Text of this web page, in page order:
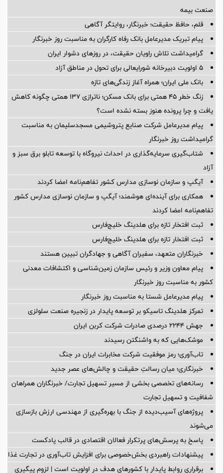
صنعت بیمه
قلم، حافظ حقیقت؛ خبرنگار، روایتگر آگاهی
پیام تبریک مدیرعامل بانک رفاه کارگران به مناسبت روز خبرنگار
گرامیداشت تلاش راویان حقیقت، در روزهای دشوار ایران
5 اولویت دبیرخانه شورایعالی برای تحول در مناطق آزاد
بانک ملی ایران؛ همراه آغاز زندگی‌های تازه
زنگ خطر ۴۵ همتی برای بانک مسکن؛ ناترازی ۱۳۷ همتی چگونه کاهش
یافت و چرا پرونده هنوز بسته نشده است؟
پیام مدیرعامل شركت صنایع پتروشیمی مسجدسلیمان به مناسبت
گرامیداشت روز خبرنگار
شتاب‌گیری سرمایه‌گذاری در احداث نیروگاه با توسعه تابلو برق سبز و
آزاد
آیگپ و سازمان نوسازی مدارس کشور تفاهم‌نامه امضا کردند
همکاری برای آینده‌ای هوشمند؛ آیگپ و سازمان نوسازی مدارس کشور
تفاهم‌نامه امضا کردند
ثبت افتخار تازه برای هلدینگ خلیج‌فارس
ثبت افتخار تازه برای هلدینگ خلیج‌فارس
خبرنگاران متعهد، سفیران آگاهی و جهادگران تبیین هستند
پیام معاون وزیر و رئیس سازمان زمین‌شناسی و اکتشافات معدنی
کشور به مناسبت روز خبرنگار
پیام مدیرعامل شستا به مناسبت روز خبرنگار
تمرکز هلدینگ تاسیکو بر توسعه پایدار در زنجیره صنعت سلولزی
جهش ۲۲۴۴ درصدی صادرات شرکت کربن ایران
موشک‌هایی که به واشنگتن رسیدند
تاب‌آوری؛ رمز موفقیت شرکت مخابرات ایران در جنگ
خبرنگاری؛ میان رسالتِ حقیقت و چالش‌های عصر جدید
رسانه‌های تخصصی بخشی از مسیر تسهیل تجارت/ خبرنگاران همراهان
شفافیت و تسهیل تجارت
پروژه‌های آسیب‌دیده از جنگ با بهره‌گیری از مهندسی ارزش بازسازی
می‌شوند
پاسخ به پرسش‌های پرتکرار فعالان اقتصادی در قالب پادکست
پیشنهادات راهبردی بخش‌خصوصی برای افزایش تاب‌آوری در تجارت غذا
برقراری روابط پایدار با کشورهای هدف در اولویت است | لزوم پیگیری